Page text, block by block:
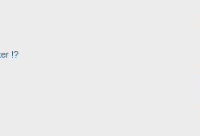
!?